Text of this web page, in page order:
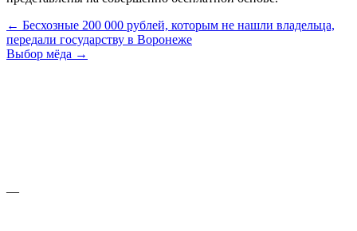
← Бесхозные 200 000 рублей, которым не нашли владельца,
передали государству в Воронеже
Выбор мёда →
—